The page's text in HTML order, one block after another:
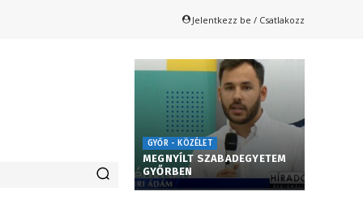
Jelentkezz be / Csatlakozz
GYŐR - KÖZÉLET
MEGNYÍLT SZABADEGYETEM
GYŐRBEN